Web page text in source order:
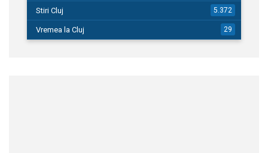
Stiri Cluj 5.372
Vremea la Cluj 29